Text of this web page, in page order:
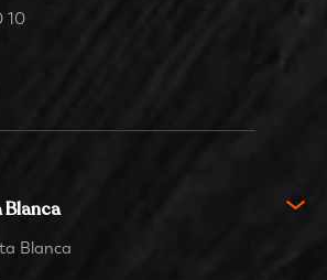
10
Blanca
Blanca